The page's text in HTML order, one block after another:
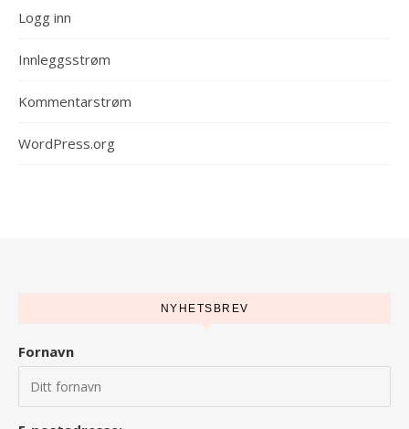
Logg inn
Innleggsstrøm
Kommentarstrøm
WordPress.org
NYHETSBREV
Fornavn